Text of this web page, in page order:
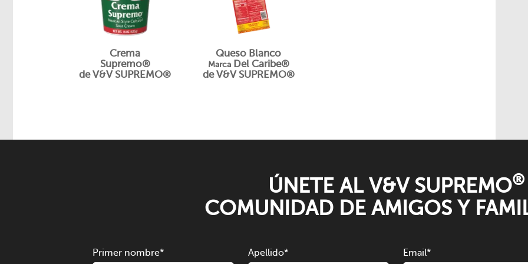
Crema
Supremo®
de V&V SUPREMO®
Queso Blanco
MarcaDel Caribe®
de V&V SUPREMO®
ÚNETE AL V&V SUPREMO®
COMUNIDAD DE AMIGOS Y
Primer nombre* Apellido* Email*